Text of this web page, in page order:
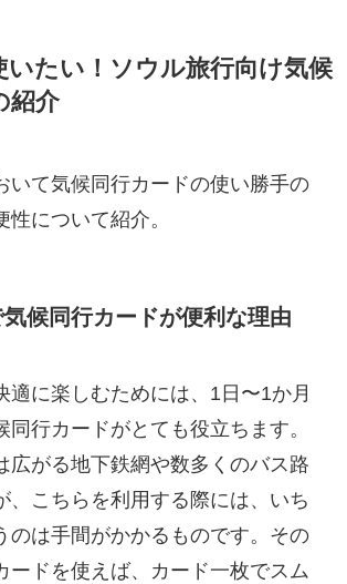
いたい！ソウル旅行向け気候
紹介
いて気候同行カードの使い勝手の
性について紹介。
候同行カードが便利な理由
適に楽しむためには、1日〜1か月
同行カードがとても役立ちます。
広がる地下鉄網や数多くのバス路
、こちらを利用する際には、いち
のは手間がかかるものです。その
ードを使えば、カード一枚でスム